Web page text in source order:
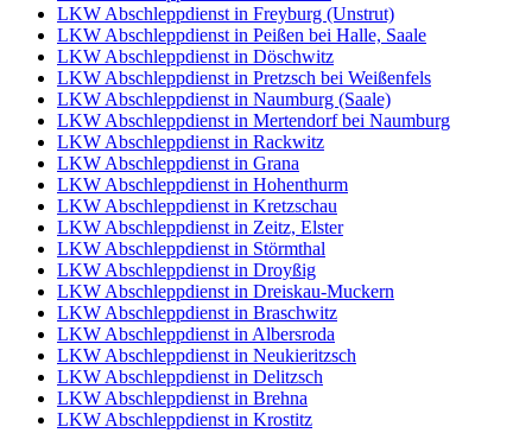
LKW Abschleppdienst in Freyburg (Unstrut)
LKW Abschleppdienst in Peißen bei Halle, Saale
LKW Abschleppdienst in Döschwitz
LKW Abschleppdienst in Pretzsch bei Weißenfels
LKW Abschleppdienst in Naumburg (Saale)
LKW Abschleppdienst in Mertendorf bei Naumburg
LKW Abschleppdienst in Rackwitz
LKW Abschleppdienst in Grana
LKW Abschleppdienst in Hohenthurm
LKW Abschleppdienst in Kretzschau
LKW Abschleppdienst in Zeitz, Elster
LKW Abschleppdienst in Störmthal
LKW Abschleppdienst in Droyßig
LKW Abschleppdienst in Dreiskau-Muckern
LKW Abschleppdienst in Braschwitz
LKW Abschleppdienst in Albersroda
LKW Abschleppdienst in Neukieritzsch
LKW Abschleppdienst in Delitzsch
LKW Abschleppdienst in Brehna
LKW Abschleppdienst in Krostitz